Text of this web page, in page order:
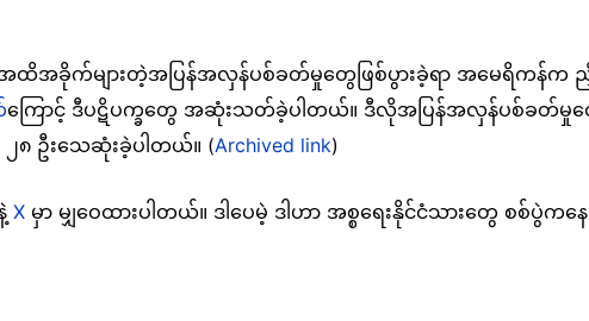
ထိအခိုက်များတဲ့အပြန်အလှန်ပစ်ခတ်မှုတွေဖြစ်ပွားခဲ့ရာ အမေရိကန်က
ကြောင့် ဒီပဋိပက္ခတွေ အဆုံးသတ်ခဲ့ပါတယ်။ ဒီလိုအပြန်အလှန်ပစ်ခတ်မှုတွ
၂၈ ဦးသေဆုံးခဲ့ပါတယ်။ (Archived link)
X မှာ မျှဝေထားပါတယ်။ ဒါပေမဲ့ ဒါဟာ အစ္စရေးနိုင်ငံသားတွေ စစ်ပွဲ